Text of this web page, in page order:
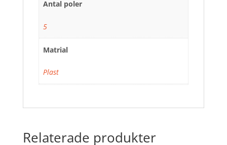
Antal poler
5
Matrial
Plast
Relaterade produkter